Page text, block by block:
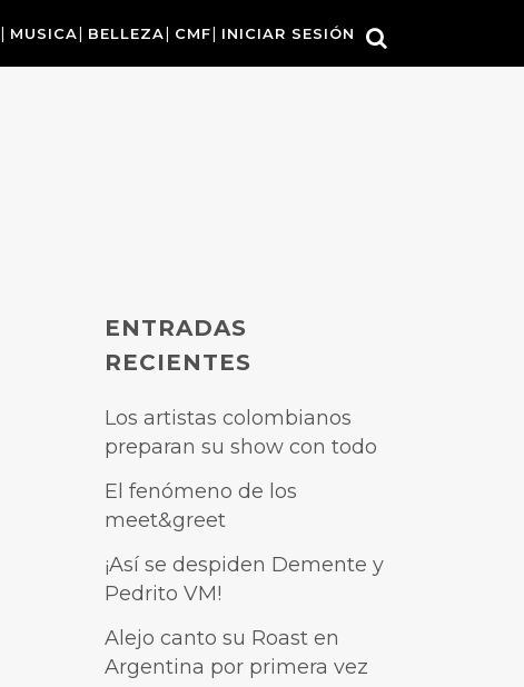
MUSICA BELLEZA CMF INICIAR SESIÓN
ENTRADAS
RECIENTES
Los artistas colombianos
preparan su show con todo
El fenómeno de los
meet&greet
¡Así se despiden Demente y
Pedrito VM!
Alejo canto su Roast en
Argentina por primera vez